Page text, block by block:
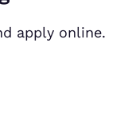
apply online.